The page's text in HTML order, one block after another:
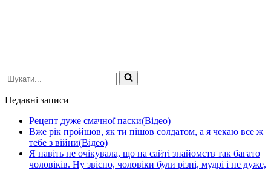
Шукати...
Недавні записи
Рецепт дуже смачної паски(Відео)
Вже рік пройшов, як ти пішов солдатом, а я чекаю все ж
тебе з війни(Відео)
Я навіть не очікувала, що на сайті знайомств так багато
чоловіків. Ну звісно, чоловіки були різні, мудрі і не дуже,